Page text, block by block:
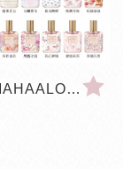
OHANA MAHAALO 輕香水 30ml #地區/台港/數量限定